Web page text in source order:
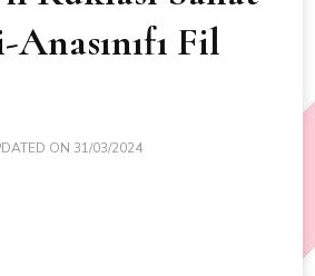
Fil
ON 31/03/2024